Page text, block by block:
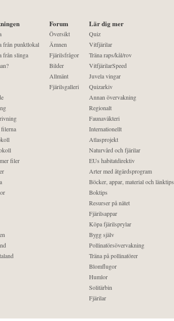
från punktlokal
från slinga
filer
Forum
Översikt
Ämnen
Fjärilsfrågor
Bilder
Allmänt
Fjärilsgalleri
Lär dig mer
Quiz
Vitfjärilar
Träna raps/kål/rov
VitfjärilarSpeed
Juvela vingar
Quizarkiv
Annan övervakning
Regionalt
Faunaväkteri
Internationellt
Atlasprojekt
Naturvård och fjärilar
EUs habitatdirektiv
Arter med åtgärdsprogram
Böcker, appar, material och länktips
Boktips
Resurser på nätet
Fjärilsappar
Köpa fjärilsprylar
Bygg själv
Pollinatörsövervakning
Träna på pollinatörer
Blomflugor
Humlor
Solitärbin
Fjärilar